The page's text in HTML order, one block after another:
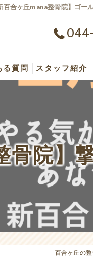
百合ヶ丘mana整骨院】ゴ
セル美容
みについて
エット
みについて
て
る質問 スタッフ紹介
骨院】
百合ヶ丘の